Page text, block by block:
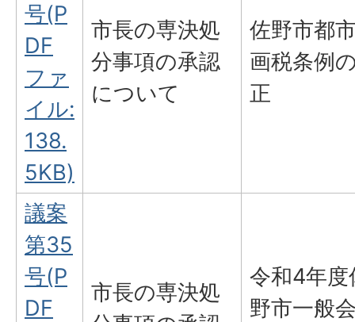
号(P
DF
ファ
イル:
138.
5KB)
市長の専決処
分事項の承認
について
佐野市都
画税条例
正
議案
第35
号(P
DF
市長の専決処
令和4年度
野市一般